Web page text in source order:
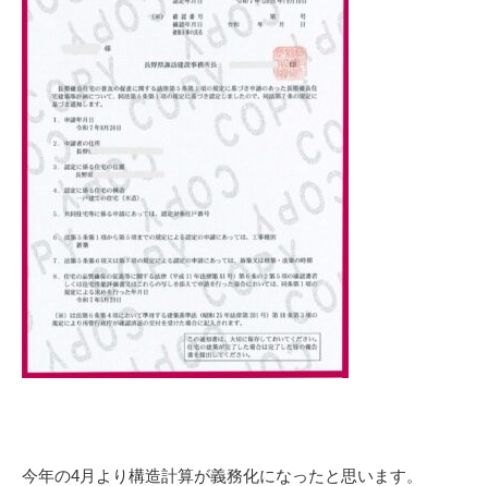
今年の4月より構造計算が義務化になったと思います。